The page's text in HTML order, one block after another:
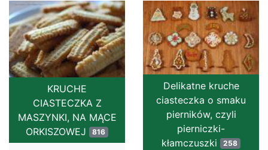
KRUCHE
CIASTECZKA Z
MASZYNKI, NA MĄCE
ORKISZOWEJ 816
Delikatne kruche
ciasteczka o smaku
pierników, czyli
pierniczki-
kłamczuszki 258